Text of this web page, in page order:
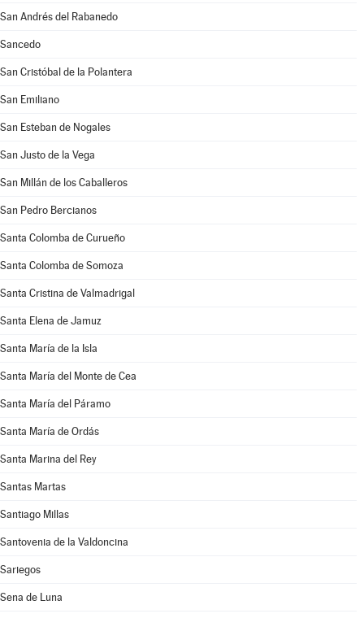
San Andrés del Rabanedo
Sancedo
San Cristóbal de la Polantera
San Emiliano
San Esteban de Nogales
San Justo de la Vega
San Millán de los Caballeros
San Pedro Bercianos
Santa Colomba de Curueño
Santa Colomba de Somoza
Santa Cristina de Valmadrigal
Santa Elena de Jamuz
Santa María de la Isla
Santa María del Monte de Cea
Santa María del Páramo
Santa María de Ordás
Santa Marina del Rey
Santas Martas
Santiago Millas
Santovenia de la Valdoncina
Sariegos
Sena de Luna